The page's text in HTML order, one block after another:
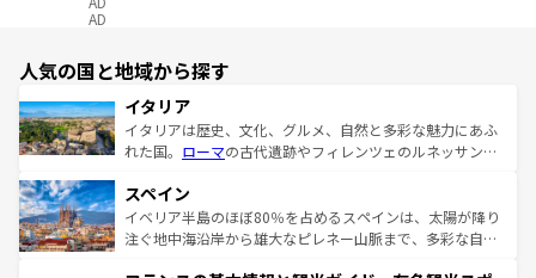
AD
人気の国と地域から探す
イタリア
イタリアは歴史、文化、グルメ、自然と多彩な魅力にあふ
れた国。 ローマの古代遺跡やフィレンツェのルネッサンス
ろん、トスカーナの美しい田園風景やアマルフィ海岸の絶
景など、自然景観も見逃せない。観光の合間には、本場の
ピザやパスタなど、絶品のイタリア料理を堪能することも
スペイン
イベリア半島のほぼ80％を占めるスペインは、太陽が降り
注ぐ地中海沿岸から雄大なピレネー山脈まで、多彩な自然